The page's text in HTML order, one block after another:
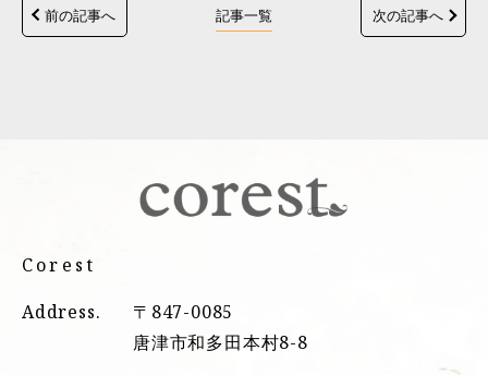
前の記事へ 記事一覧 次の記事へ
Corest
Address.
〒847-0085
唐津市和多田本村8-8